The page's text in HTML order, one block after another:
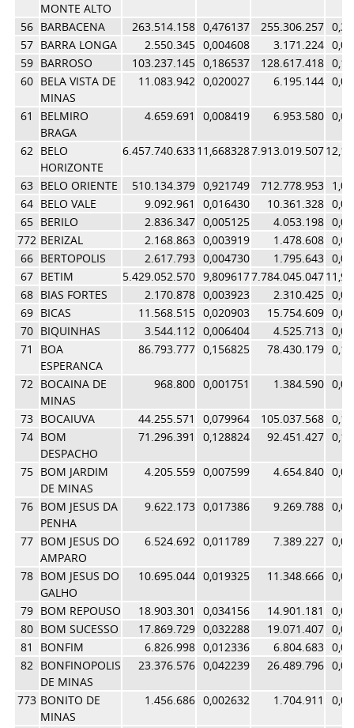
MONTE ALTO
56 BARBACENA 263.514.158 0,476137 255.306.257
57 BARRA LONGA 2.550.345 0,004608 3.171.224
59 BARROSO 103.237.145 0,186537 128.617.418
60 BELA VISTA DE
MINAS
11.083.942 0,020027 6.195.144
61
BELMIRO
BRAGA
4.659.691 0,008419 6.953.580
62 BELO
HORIZONTE
6.457.740.63311,6683287.913.019.507
63 BELO ORIENTE 510.134.379 0,921749 712.778.953
64 BELO VALE 9.092.961 0,016430 10.361.328
65 BERILO 2.836.347 0,005125 4.053.198
772 BERIZAL 2.168.863 0,003919 1.478.608
66 BERTOPOLIS 2.617.793 0,004730 1.795.643
67 BETIM 5.429.052.570 9,8096177.784.045.047
68 BIAS FORTES 2.170.878 0,003923 2.310.425
69 BICAS 11.568.515 0,020903 15.754.609
70 BIQUINHAS 3.544.112 0,006404 4.525.713
71
BOA
ESPERANCA
86.793.777 0,156825 78.430.179
72 BOCAINA DE
MINAS
968.800 0,001751 1.384.590
73 BOCAIUVA 44.255.571 0,079964 105.037.568
74 BOM
DESPACHO
71.296.391 0,128824 92.451.427
75 BOM JARDIM
DE MINAS
4.205.559 0,007599 4.654.840
76 BOM JESUS DA
PENHA
9.622.173 0,017386 9.269.788
77 BOM JESUS DO
AMPARO
6.524.692 0,011789 7.389.227
78 BOM JESUS DO
GALHO
10.695.044 0,019325 11.348.666
79 BOM REPOUSO 18.903.301 0,034156 14.901.181
80 BOM SUCESSO 17.869.729 0,032288 19.071.407
81
BONFIM 6.826.998 0,012336 6.804.683
82 BONFINOPOLIS
DE MINAS
23.376.576 0,042239 26.489.796
773 BONITO DE
MINAS
1.456.686 0,002632 1.704.911